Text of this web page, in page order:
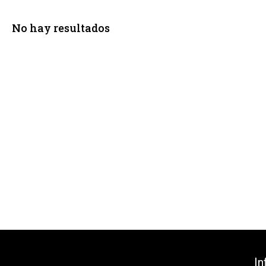
No hay resultados